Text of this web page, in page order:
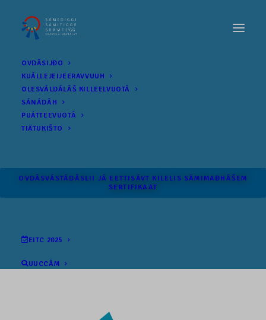
OVDÂSIJĐO
KUÁLLEJEIJEERAVVUUH
OLESVÁLDÁLÂŠ KILLEELVUOTÂ
SÁNÁDÂH
PUÁTTEEVUOTÂ
TIÄTUKIŠTO
OVDÂSVÁSTÁDÂSLII JÁ EETTISÁVT KILELIS SÄMI­MAĐHÂŠEM
SERTIFIKAAT
EITC 2025
UUCCÂM